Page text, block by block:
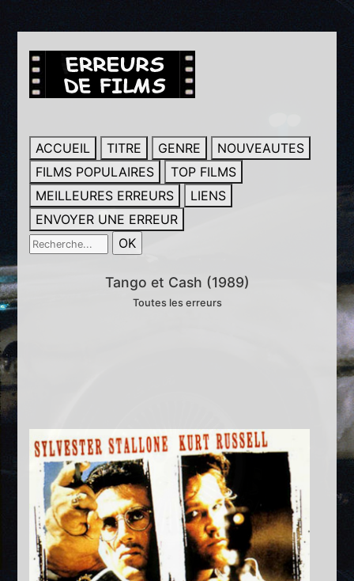
ACCUEIL TITRE GENRE
NOUVEAUTES
FILMS POPULAIRES
TOP FILMS
MEILLEURES ERREURS
LIENS
ENVOYER UNE ERREUR
Tango et Cash (1989)
Toutes les erreurs